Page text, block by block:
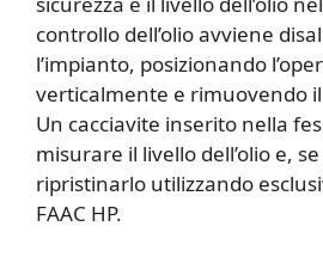
controllo dell’olio avviene
l’impianto, posizionando
verticalmente e rimuovendo
Un cacciavite inserito nella
misurare il livello dell’olio e,
ripristinarlo utilizzando
FAAC HP.